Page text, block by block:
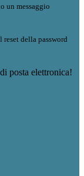
un messaggio
della password
posta elettronica!